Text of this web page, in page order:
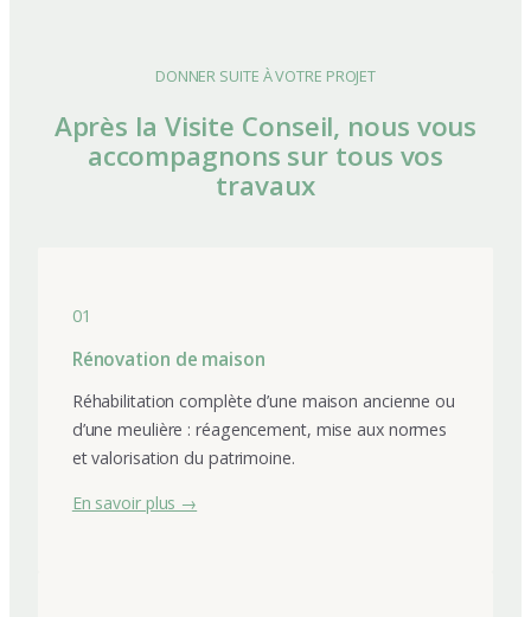
DONNER SUITE À VOTRE PROJET
Après la Visite Conseil, nous vous
accompagnons sur tous vos
travaux
01
Rénovation de maison
Réhabilitation complète d’une maison ancienne ou
d’une meulière : réagencement, mise aux normes
et valorisation du patrimoine.
En savoir plus →